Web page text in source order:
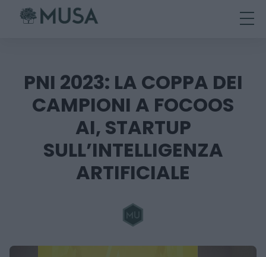
contentPNI 2023: LA COPPA DEI
CAMPIONI A FOCOOS
AI, STARTUP
SULL’INTELLIGENZA
ARTIFICIALE